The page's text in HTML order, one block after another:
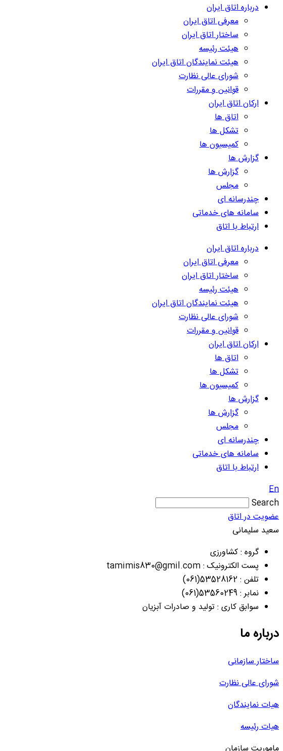
درباره اتاق ایران
معرفی اتاق ایران
ساختار اتاق ایران
هیئت رئیسه
هیئت نمایندگان اتاق ایران
شورای عالی نظارت
قوانین و مقررات
ارکان اتاق ایران
اتاق ها
تشکل ها
کمیسیون ها
گزارش ها
گزارش ها
مجلس
چندرسانه ای
سامانه های خدماتی
ارتباط با اتاق
درباره اتاق ایران
معرفی اتاق ایران
ساختار اتاق ایران
هیئت رئیسه
هیئت نمایندگان اتاق ایران
شورای عالی نظارت
قوانین و مقررات
ارکان اتاق ایران
اتاق ها
تشکل ها
کمیسیون ها
گزارش ها
گزارش ها
مجلس
چندرسانه ای
سامانه های خدماتی
ارتباط با اتاق
En
Search
عضویت در اتاق
سعید سلیمانی
گروه : کشاورزی
پست الکترونیک : tamimis830@gmil.com
تلفن : 53528162(061)
نمابر : 53560249(061)
سوابق کاری : تولید و صادرات آبزیان
درباره ما
ساختار سازمانی
شورای عالی نظارت
هیات نمایندگان
هیات رئیسه